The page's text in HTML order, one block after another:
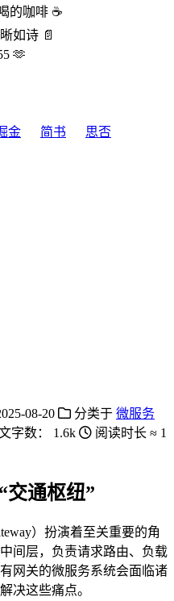
的咖啡 ☕️
如诗 📄
🫶
金 简书
思否
08-20 分类于 微服务
字数： 1.6k 阅读时长 ≈ 1
交通枢纽”
）扮演着至关重要的角
间层，负责请求路由、负载
网关的微服务系统会面临诸
决这些痛点。